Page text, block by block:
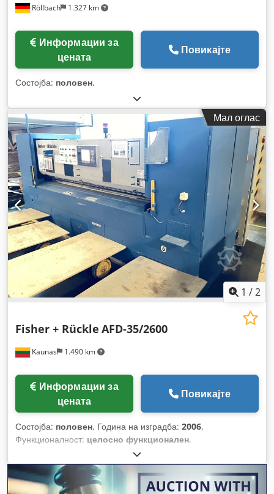
Röllbach 1.327 km
цената
Повикајте
Состојба: половен,
Мал оглас
1 /2
Kaunas 1.490 km
Fisher + Rückle AFD-35/2600
цената
Повикајте
Состојба: половен, Година на изградба: 2006,
Функционалност: целосно функционален,